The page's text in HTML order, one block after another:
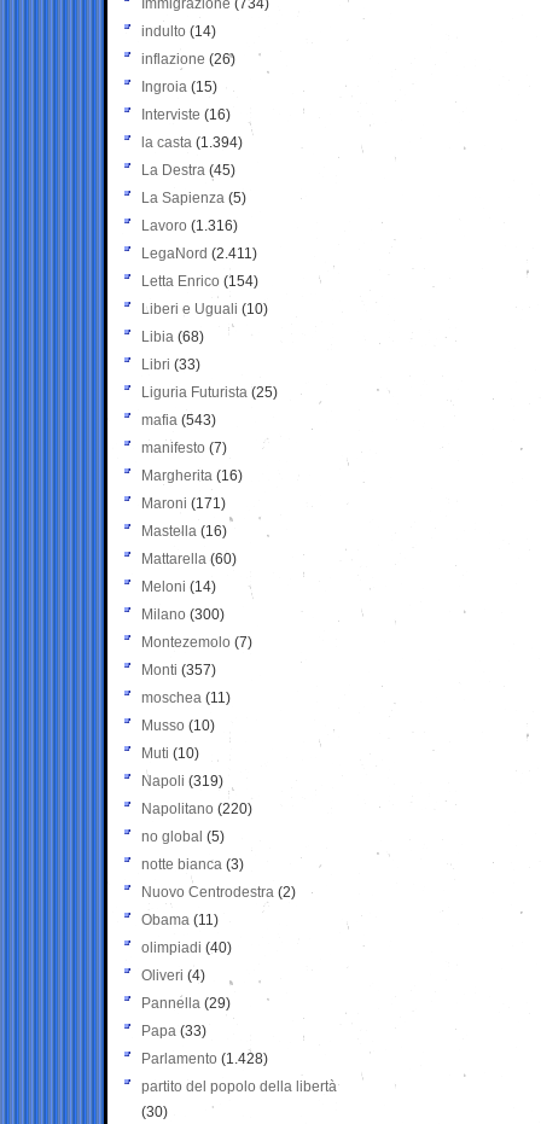
Immigrazione (734)
indulto (14)
inflazione (26)
Ingroia (15)
Interviste (16)
la casta (1.394)
La Destra (45)
La Sapienza (5)
Lavoro (1.316)
LegaNord (2.411)
Letta Enrico (154)
Liberi e Uguali (10)
Libia (68)
Libri (33)
Liguria Futurista (25)
mafia (543)
manifesto (7)
Margherita (16)
Maroni (171)
Mastella (16)
Mattarella (60)
Meloni (14)
Milano (300)
Montezemolo (7)
Monti (357)
moschea (11)
Musso (10)
Muti (10)
Napoli (319)
Napolitano (220)
no global (5)
notte bianca (3)
Nuovo Centrodestra (2)
Obama (11)
olimpiadi (40)
Oliveri (4)
Pannella (29)
Papa (33)
Parlamento (1.428)
partito del popolo della libertà
(30)